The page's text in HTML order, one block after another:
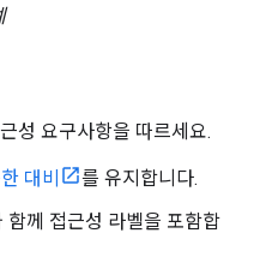
성 요구사항을 따르세요.
대비
를 유지합니다.
함께 접근성 라벨을 포함합